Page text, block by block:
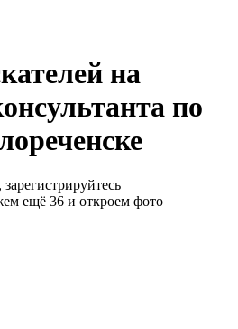
на
по
ещё 36 и откроем фото